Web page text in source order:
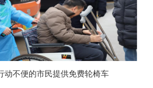
动不便的市民提供免费轮椅车